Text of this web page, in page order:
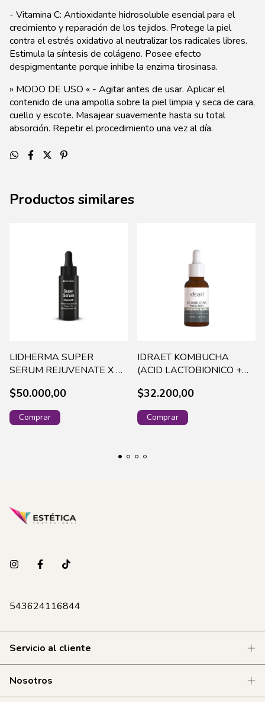
- Vitamina C: Antioxidante hidrosoluble esencial para el
crecimiento y reparación de los tejidos. Protege la piel
contra el estrés oxidativo al neutralizar los radicales libres.
Estimula la síntesis de colágeno. Posee efecto
despigmentante porque inhibe la enzima tirosinasa.
» MODO DE USO « - Agitar antes de usar. Aplicar el
contenido de una ampolla sobre la piel limpia y seca de cara,
cuello y escote. Masajear suavemente hasta su total
absorción. Repetir el procedimiento una vez al día.
Productos similares
LIDHERMA SUPER
SERUM REJUVENATE X 30
$50.000,00
IDRAET KOMBUCHA
(ACID LACTOBIONICO +
17568 (144)
$32.200,00
543624116844
Servicio al cliente
Nosotros